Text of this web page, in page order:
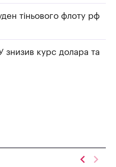
тіньового флоту рф
знизив курс долара та